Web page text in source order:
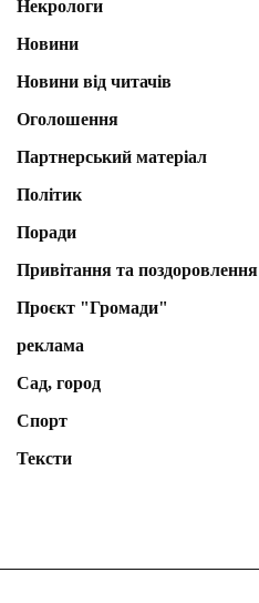
Некрологи
Новини
Новини від читачів
Оголошення
Партнерський матеріал
Політик
Поради
Привітання та поздоровлення
Проєкт "Громади"
реклама
Сад, город
Спорт
Тексти